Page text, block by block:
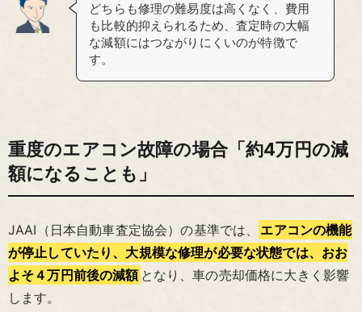
どちらも修理の難易度は高くなく、費用
も比較的抑えられるため、査定時の大幅
な減額にはつながりにくいのが特徴で
す。
重度のエアコン故障の場合「約4万円の減
額になることも」
JAAI（日本自動車査定協会）の基準では、
エアコンの機能
が停止していたり、大規模な修理が必要な状態では、おお
よそ４万円前後の減額 となり、車の売却価格に大きく影響
します。